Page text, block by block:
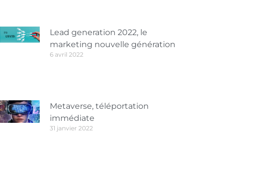
Lead generation 2022, le
marketing nouvelle génération
6 avril 2022
Metaverse, téléportation
immédiate
31 janvier 2022